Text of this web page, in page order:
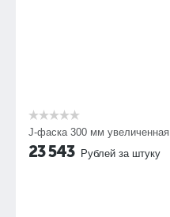
J-фаска 300 мм увеличенная
23 543 Рублей за штуку